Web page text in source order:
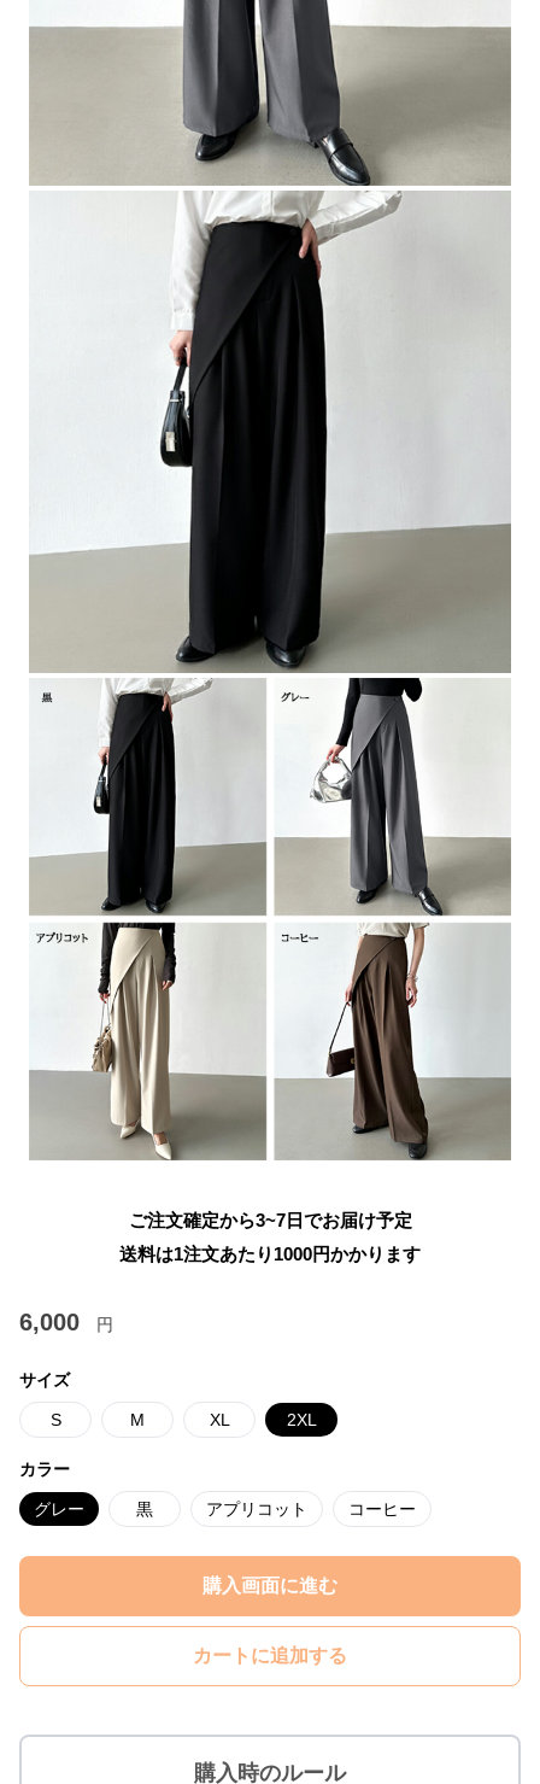
ご注文確定から3~7日でお届け予定
送料は1注文あたり 1000円かかります
6,000 円
サイズ
S M XL 2XL
カラー
グレー 黒 アプリコット コーヒー
購入画面に進む
カートに追加する
購入時のルール